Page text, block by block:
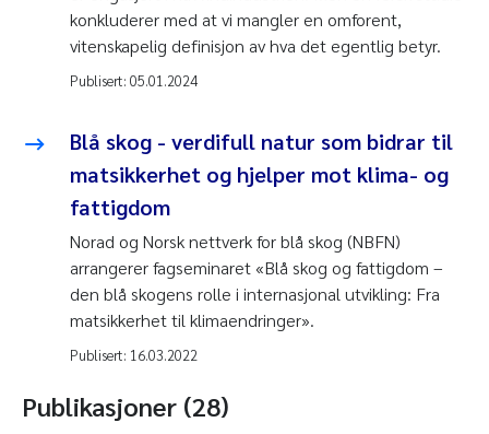
konkluderer med at vi mangler en omforent,
vitenskapelig definisjon av hva det egentlig betyr.
Publisert: 05.01.2024
Blå skog - verdifull natur som bidrar til
matsikkerhet og hjelper mot klima- og
fattigdom
Norad og Norsk nettverk for blå skog (NBFN)
arrangerer fagseminaret «Blå skog og fattigdom –
den blå skogens rolle i internasjonal utvikling: Fra
matsikkerhet til klimaendringer».
Publisert: 16.03.2022
Publikasjoner (28)